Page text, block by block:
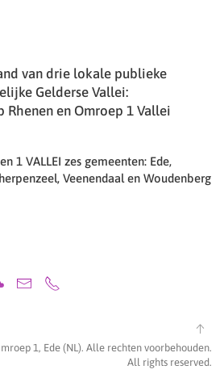
van drie lokale publieke
Gelderse Vallei:
Rhenen en Omroep 1 Vallei
1 VALLEI zes gemeenten: Ede,
Veenendaal en Woudenberg
1, Ede (NL). Alle rechten voorbehouden.
All rights reserved.